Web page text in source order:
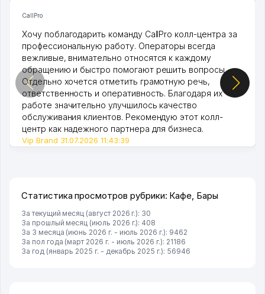
CallPro
Хочу поблагодарить команду CallPro колл-центра за
профессиональную работу. Операторы всегда
вежливые, внимательно относятся к каждому
обращению и быстро помогают решить вопросы.
Отдельно хочется отметить грамотную речь,
ответственность и оперативность. Благодаря их
работе значительно улучшилось качество
обслуживания клиентов. Рекомендую этот колл-
центр как надежного партнера для бизнеса.
Vip Brand 31.07.2026 11:43:39
Статистика просмотров рубрики: Кафе, Бары
За текущий месяц (август 2026 г.): 30
За прошлый месяц (июль 2026 г.): 408
За 3 месяца (июнь 2026 г. - июль 2026 г.): 9462
За пол года (март 2026 г. - июль 2026 г.): 21186
За год (январь 2025 г. - декабрь 2025 г.): 56946